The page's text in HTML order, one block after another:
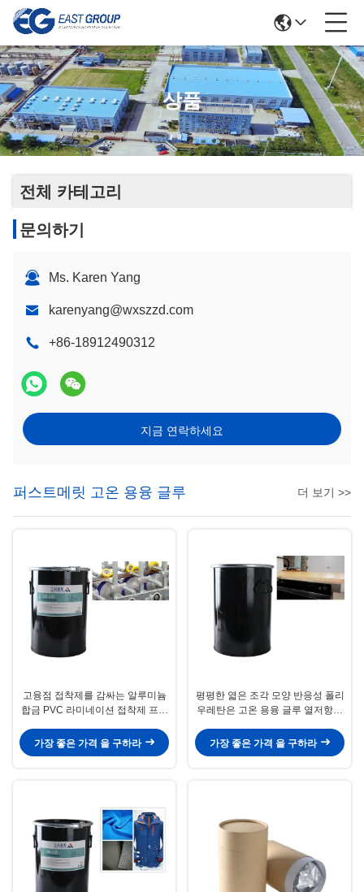
상품
전체 카테고리
문의하기
Ms. Karen Yang
karenyang@wxszzd.com
+86-18912490312
지금 연락하세요
퍼스트메릿 고온 용융 글루 더 보기 >>
고융점 접착제를 감싸는 알루미늄
합금 PVC 라미네이션 접착제 프로
가장 좋은 가격 을 구하라
평평한 엷은 조각 모양 반응성 폴리
우레탄은 고온 용융 글루 열저항성
가장 좋은 가격 을 구하라